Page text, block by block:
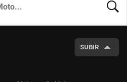
SUBIR